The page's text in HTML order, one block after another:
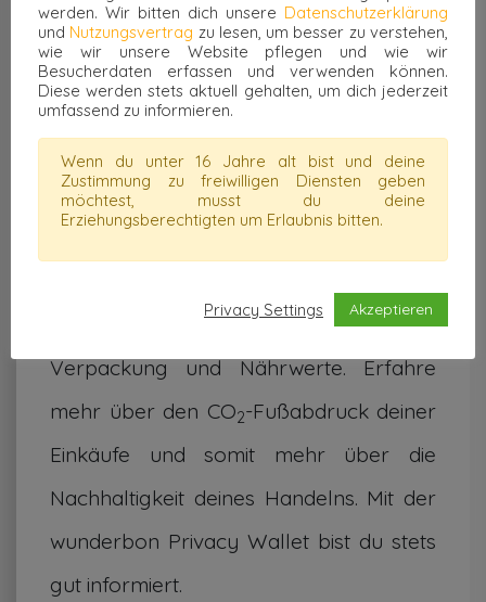
Erfahremehr über die Nachhaltigkeit
deiner Einkäufe. Erhalte darüber hinaus
gekauften Artikel und über Inhaltsstoffe,
Verpackung und Nährwerte. Erfahre
mehr über den CO2-Fußabdruck deiner
Einkäufe und somit mehr über die
Nachhaltigkeit deines Handelns. Mit der
wunderbon Privacy Wallet bist du stets
gut informiert.
werden. Wir bitten dich unsere Datenschutzerklärung
und Nutzungsvertrag zu lesen, um besser zu verstehen,
wie wir unsere Website pflegen und wie wir
Besucherdaten erfassen und verwenden können.
Diese werden stets aktuell gehalten, um dich jederzeit
umfassend zu informieren.
Wenn du unter 16 Jahre alt bist und deine
Zustimmung zu freiwilligen Diensten geben
möchtest, musst du deine
Erziehungsberechtigten um Erlaubnis bitten.
Privacy Settings Akzeptieren